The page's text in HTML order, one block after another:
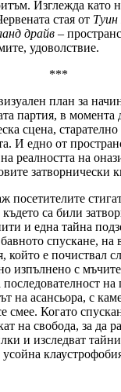
Изглежда като
стая от
драйв –
удоволствие.
***
план за
партия, в
сцена,
И едно от
реалността на
затворнически
посетителите
са били
и една тайна
спускане, на
който е почиствал
изпълнено с
на
на асансьора, с
смее. Когато
на свобода, за да
и изследват
усойна